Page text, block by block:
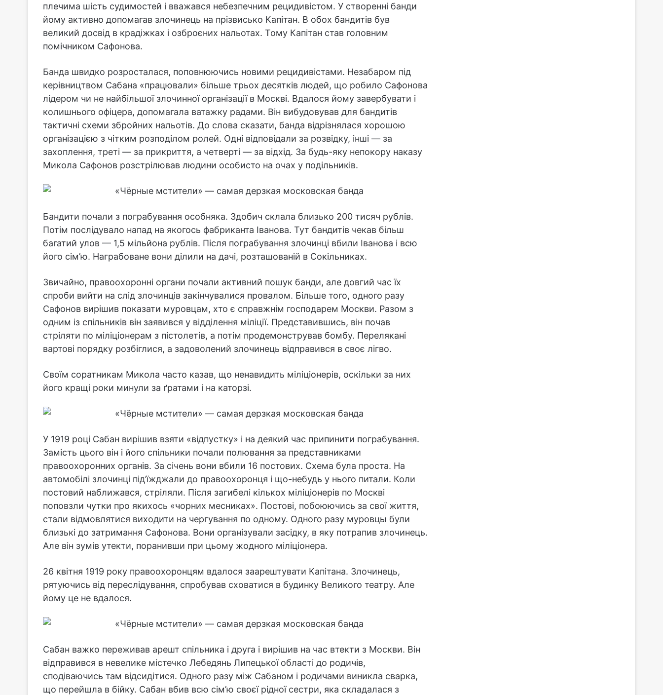
плечима шість судимостей і вважався небезпечним рецидивістом. У створенні банди
йому активно допомагав злочинець на прізвисько Капітан. В обох бандитів був
великий досвід в крадіжках і озброєних нальотах. Тому Капітан став головним
помічником Сафонова.
Банда швидко розросталася, поповнюючись новими рецидивістами. Незабаром під
керівництвом Сабана «працювали» більше трьох десятків людей, що робило Сафонова
лідером чи не найбільшої злочинної організації в Москві. Вдалося йому завербувати і
колишнього офіцера, допомагала ватажку радами. Він вибудовував для бандитів
тактичні схеми збройних нальотів. До слова сказати, банда відрізнялася хорошою
організацією з чітким розподілом ролей. Одні відповідали за розвідку, інші — за
захоплення, треті — за прикриття, а четверті — за відхід. За будь-яку непокору наказу
Микола Сафонов розстрілював людини особисто на очах у подільників.
Бандити почали з пограбування особняка. Здобич склала близько 200 тисяч рублів.
Потім послідувало напад на якогось фабриканта Іванова. Тут бандитів чекав більш
багатий улов — 1,5 мільйона рублів. Після пограбування злочинці вбили Іванова і всю
його сім’ю. Награбоване вони ділили на дачі, розташованій в Сокільниках.
Звичайно, правоохоронні органи почали активний пошук банди, але довгий час їх
спроби вийти на слід злочинців закінчувалися провалом. Більше того, одного разу
Сафонов вирішив показати муровцам, хто є справжнім господарем Москви. Разом з
одним із спільників він заявився у відділення міліції. Представившись, він почав
стріляти по міліціонерам з пістолетів, а потім продемонстрував бомбу. Перелякані
вартові порядку розбіглися, а задоволений злочинець відправився в своє лігво.
Своїм соратникам Микола часто казав, що ненавидить міліціонерів, оскільки за них
його кращі роки минули за ґратами і на каторзі.
У 1919 році Сабан вирішив взяти «відпустку» і на деякий час припинити пограбування.
Замість цього він і його спільники почали полювання за представниками
правоохоронних органів. За січень вони вбили 16 постових. Схема була проста. На
автомобілі злочинці під’їжджали до правоохоронця і що-небудь у нього питали. Коли
постовий наближався, стріляли. Після загибелі кількох міліціонерів по Москві
поповзли чутки про якихось «чорних месниках». Постові, побоюючись за свої життя,
стали відмовлятися виходити на чергування по одному. Одного разу муровцы були
близькі до затримання Сафонова. Вони організували засідку, в яку потрапив злочинець.
Але він зумів утекти, поранивши при цьому жодного міліціонера.
26 квітня 1919 року правоохоронцям вдалося заарештувати Капітана. Злочинець,
рятуючись від переслідування, спробував сховатися в будинку Великого театру. Але
йому це не вдалося.
Сабан важко переживав арешт спільника і друга і вирішив на час втекти з Москви. Він
відправився в невелике містечко Лебедянь Липецької області до родичів,
сподіваючись там відсидітися. Одного разу між Сабаном і родичами виникла сварка,
що перейшла в бійку. Сабан вбив всю сім’ю своєї рідної сестри, яка складалася з